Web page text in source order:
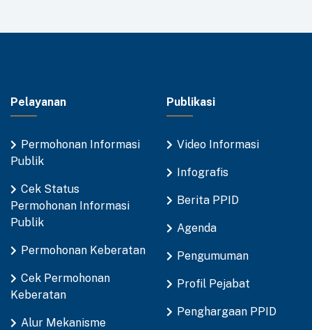
Pelayanan
Permohonan Informasi
Publik
Cek Status
Permohonan Informasi
Publik
Permohonan Keberatan
Cek Permohonan
Keberatan
Alur Mekanisme
Publikasi
Video Informasi
Infografis
Berita PPID
Agenda
Pengumuman
Profil Pejabat
Penghargaan PPID